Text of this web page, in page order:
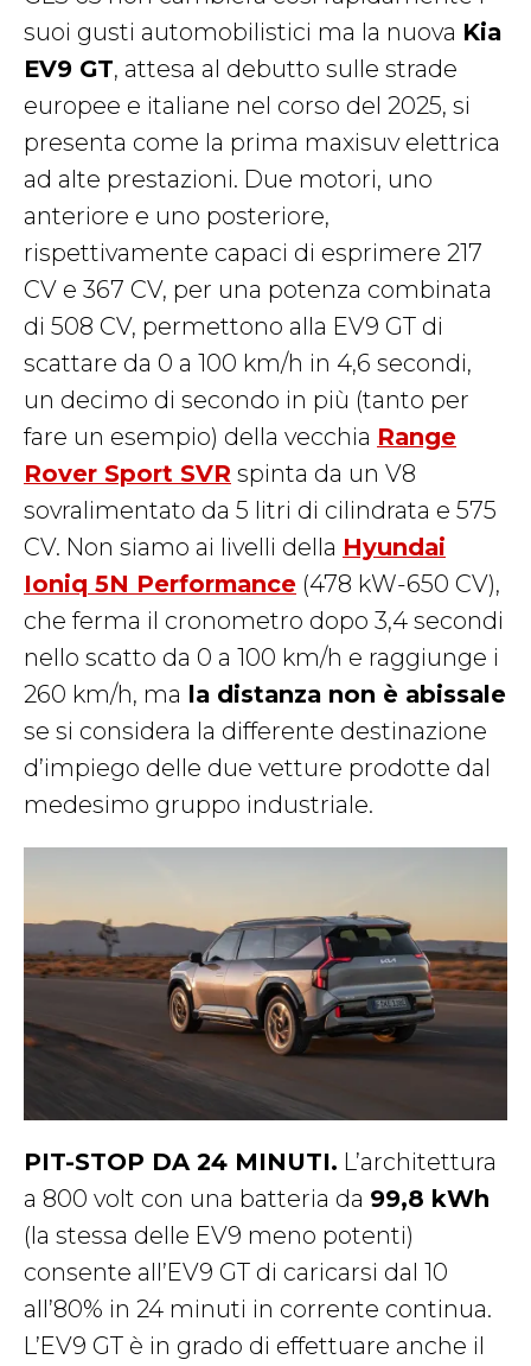
suoi gusti automobilistici ma la nuova Kia
EV9 GT, attesa al debutto sulle strade
europee e italiane nel corso del 2025, si
presenta come la prima maxisuv elettrica
ad alte prestazioni. Due motori, uno
anteriore e uno posteriore,
rispettivamente capaci di esprimere 217
CV e 367 CV, per una potenza combinata
di 508 CV, permettono alla EV9 GT di
scattare da 0 a 100 km/h in 4,6 secondi,
un decimo di secondo in più (tanto per
fare un esempio) della vecchia Range
Rover Sport SVR spinta da un V8
sovralimentato da 5 litri di cilindrata e 575
CV. Non siamo ai livelli della Hyundai
Ioniq 5N Performance (478 kW-650 CV),
che ferma il cronometro dopo 3,4 secondi
nello scatto da 0 a 100 km/h e raggiunge i
260 km/h, ma la distanza non è abissale
se si considera la differente destinazione
d’impiego delle due vetture prodotte dal
medesimo gruppo industriale.
PIT-STOP DA 24 MINUTI. L’architettura
a 800 volt con una batteria da 99,8 kWh
(la stessa delle EV9 meno potenti)
consente all’EV9 GT di caricarsi dal 10
all’80% in 24 minuti in corrente continua.
L’EV9 GT è in grado di effettuare anche il